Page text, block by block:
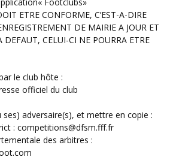
Footclubs»
ETRE CONFORME, C’EST-A-DIRE
DE MAIRIE A JOUR ET
CELUI-CI NE POURRA ETRE
le club hôte :
officiel du club
adversaire(s), et mettre en copie :
: competitions@dfsm.fff.fr
des arbitres :